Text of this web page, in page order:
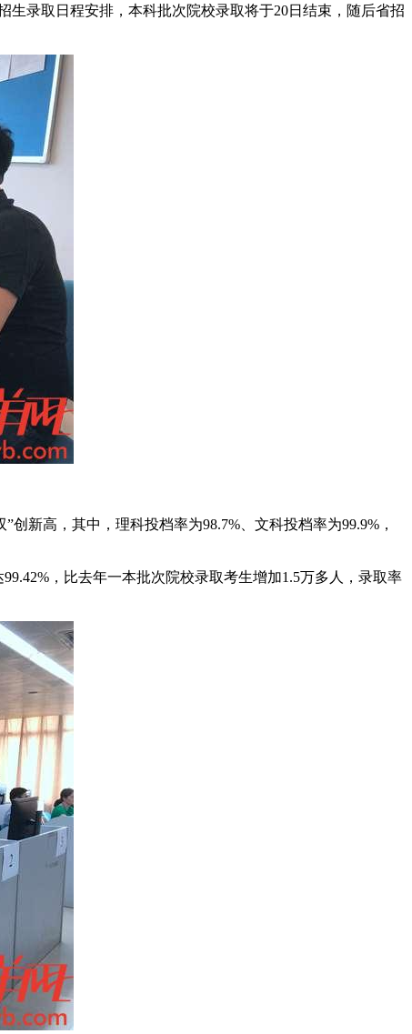
录取日程安排，本科批次院校录取将于20日结束，随后省招
新高，其中，理科投档率为98.7%、文科投档率为99.9%，
，比去年一本批次院校录取考生增加1.5万多人，录取率